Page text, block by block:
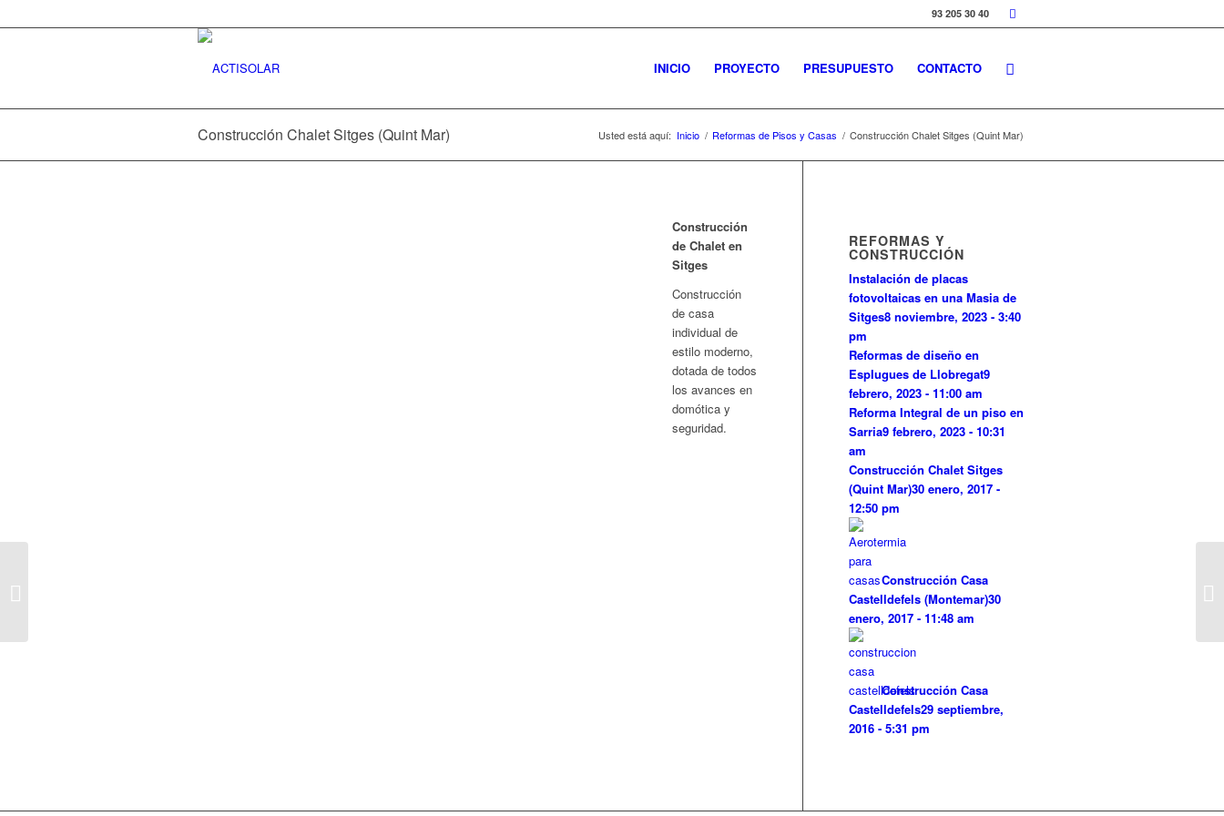
93 205 30 40
INICIO PROYECTO PRESUPUESTO CONTACTO
Construcción Chalet Sitges (Quint Mar) Usted está aquí: Inicio / Reformas de Pisos y Casas / Construcción Chalet Sitges (Quint Mar)
Construcción
de Chalet en
Sitges
Construcción
de casa
individual de
estilo moderno,
dotada de todos
los avances en
domótica y
seguridad.
REFORMAS Y
CONSTRUCCIÓN
Instalación de placas
fotovoltaicas en una Masia de
Sitges8 noviembre, 2023 - 3:40
pm
Reformas de diseño en
Esplugues de Llobregat9
febrero, 2023 - 11:00 am
Reforma Integral de un piso en
Sarria9 febrero, 2023 - 10:31
am
Construcción Chalet Sitges
(Quint Mar)30 enero, 2017 -
12:50 pm
Construcción Casa
Castelldefels (Montemar)30
enero, 2017 - 11:48 am
Construcción Casa
Castelldefels29 septiembre,
2016 - 5:31 pm